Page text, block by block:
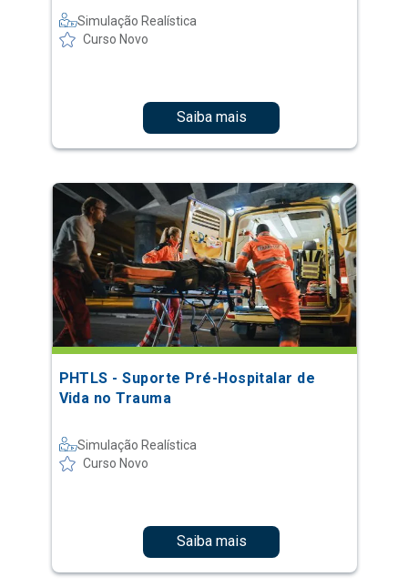
Simulação Realística
Curso Novo
Saiba mais
PHTLS - Suporte Pré-Hospitalar de
Vida no Trauma
Simulação Realística
Curso Novo
Saiba mais